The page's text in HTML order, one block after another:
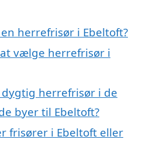
herrefrisør i Ebeltoft?
vælge herrefrisør i
dygtig herrefrisør i de
byer til Ebeltoft?
frisører i Ebeltoft eller